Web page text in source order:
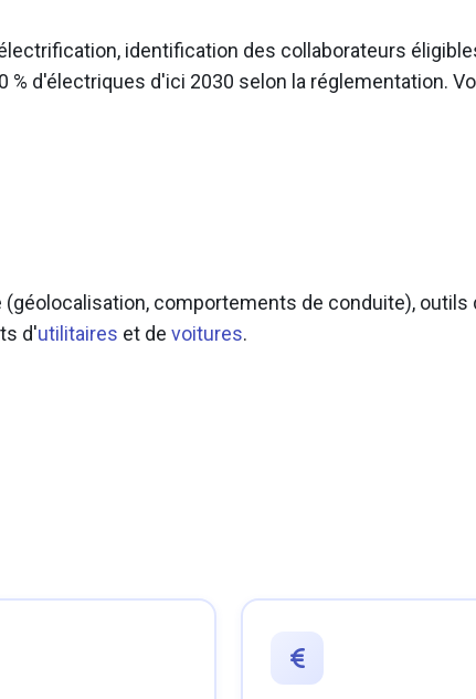
identification des collaborateurs
d'électriques d'ici 2030 selon la réglementation.
comportements de conduite), outils
d'utilitaires et de voitures.